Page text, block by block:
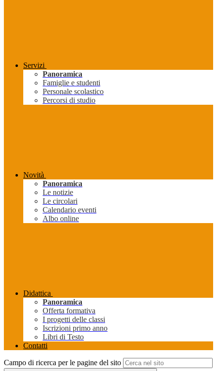
Servizi
Panoramica
Famiglie e studenti
Personale scolastico
Percorsi di studio
Novità
Panoramica
Le notizie
Le circolari
Calendario eventi
Albo online
Didattica
Panoramica
Offerta formativa
I progetti delle classi
Iscrizioni primo anno
Libri di Testo
Contatti
Campo di ricerca per le pagine del sito